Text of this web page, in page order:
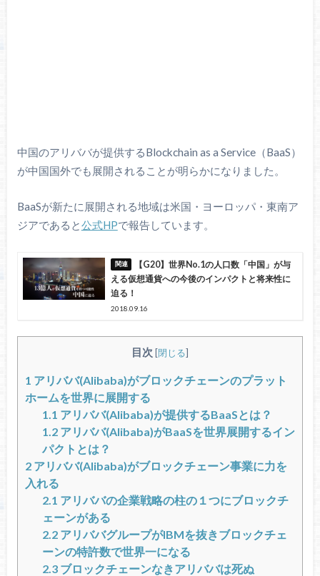
中国のアリババが提供するBlockchain as a Service（BaaS）
が中国国外でも展開されることが明らかになりました。
BaaSが新たに展開される地域は米国・ヨーロッパ・東南ア
ジアであると公式HPで報告しています。
【G20】世界No.1の人口数「中国」が与
える仮想通貨への今後のインパクトと将来性に
迫る！
2018.09.16
目次 [閉じる]
1 アリババ(Alibaba)がブロックチェーンのプラット
ホームを世界に展開する
1.1 アリババ(Alibaba)が提供するBaaSとは？
1.2アリババ(Alibaba)がBaaSを世界展開するイン
パクトとは？
2アリババ(Alibaba)がブロックチェーン事業に力を
入れる
2.1 アリババの企業戦略の柱の１つにブロックチ
ェーンがある
2.2アリババグループがIBMを抜きブロックチェ
ーンの特許数で世界一になる
2.3ブロックチェーンなきアリババは死ぬ